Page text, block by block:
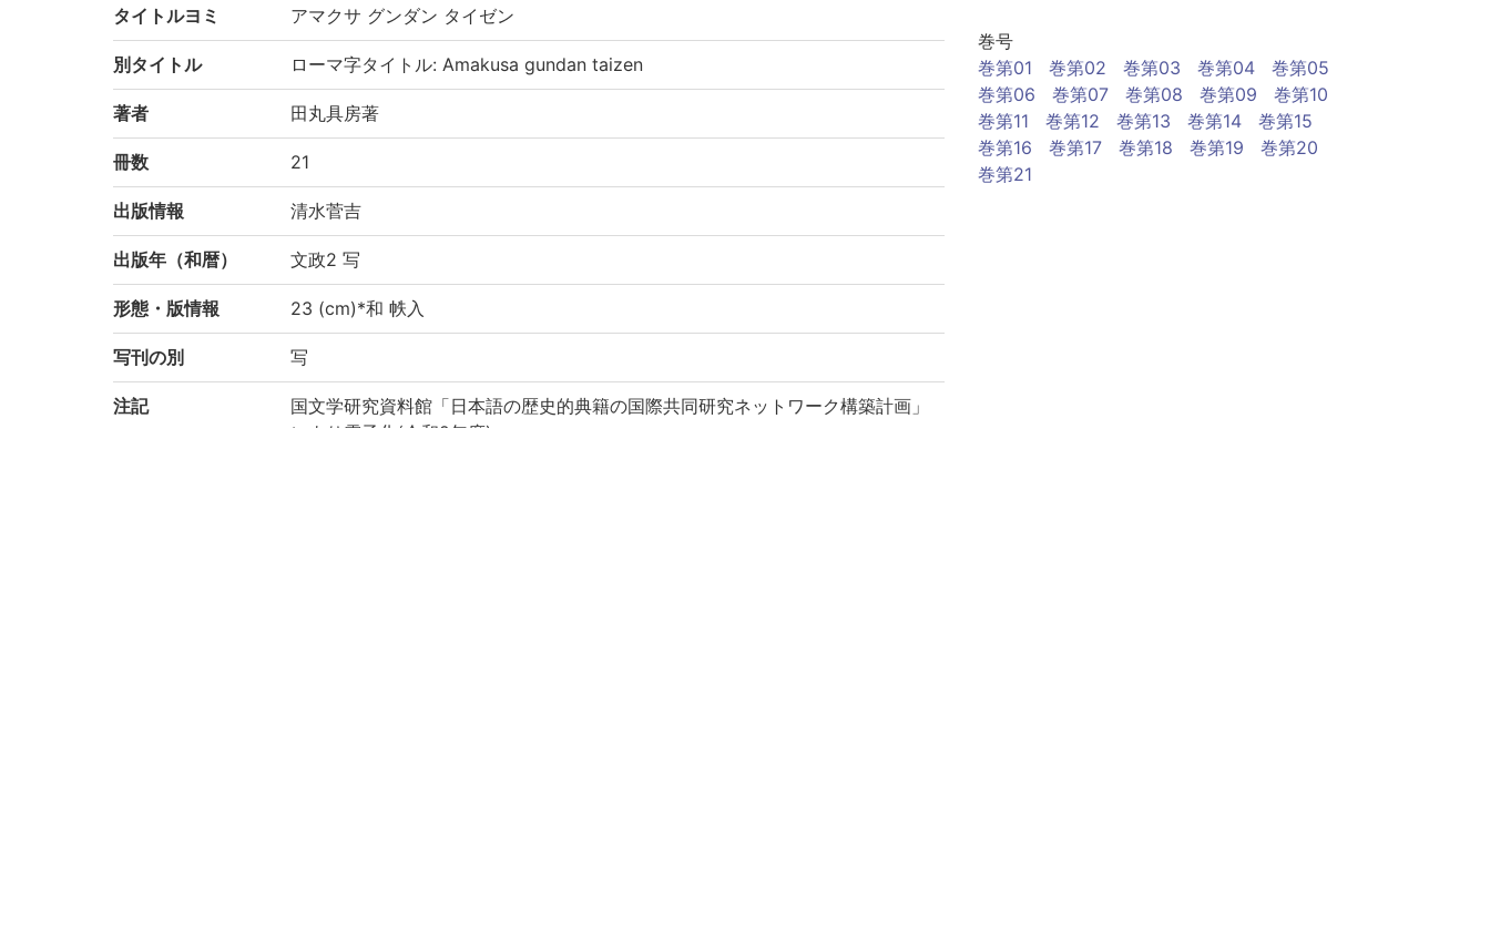
タイトルヨミ アマクサ グンダン タイゼン
別タイトル ローマ字タイトル: Amakusa gundan taizen
著者 田丸具房著
冊数 21
出版情報 清水菅吉
出版年（和暦） 文政2 写
形態・版情報 23 (cm)*和 帙入
写刊の別 写
注記
国文学研究資料館「日本語の歴史的典籍の国際共同研究ネットワーク構築計画」
により電子化(令和2年度)
巻号
巻第01
巻第02 巻第03 巻第04
巻第05
巻第06
巻第07 巻第08 巻第09
巻第10
巻第11
巻第12 巻第13 巻第14
巻第15
巻第16
巻第17 巻第18 巻第19
巻第20
巻第21